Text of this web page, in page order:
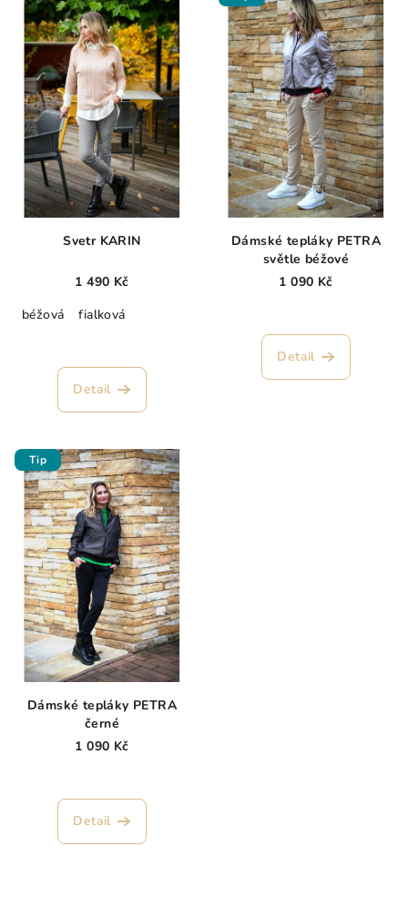
Svetr KARIN
1 490 Kč
béžová
fialková
hodnocení
produktu
5
hvězdiček.
Detail
Dámské tepláky PETRA
světle béžové
1 090 Kč
Detail
Tip
Dámské tepláky PETRA
černé
1 090 Kč
hodnocení
produktu
Detail